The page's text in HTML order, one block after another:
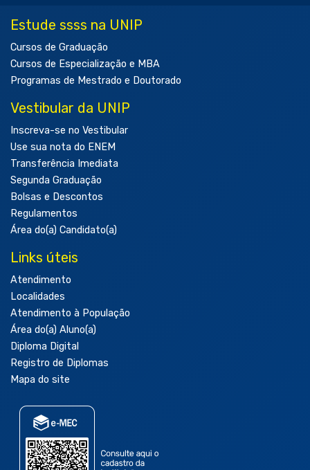
Estude ssss na UNIP
Cursos de Graduação
Cursos de Especialização e MBA
Programas de Mestrado e Doutorado
Vestibular da UNIP
Inscreva-se no Vestibular
Use sua nota do ENEM
Transferência Imediata
Segunda Graduação
Bolsas e Descontos
Regulamentos
Área do(a) Candidato(a)
Links úteis
Atendimento
Localidades
Atendimento à População
Área do(a) Aluno(a)
Diploma Digital
Registro de Diplomas
Mapa do site